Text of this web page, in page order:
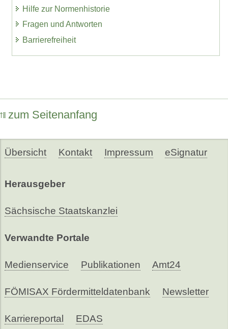
Hilfe zur Normenhistorie
Fragen und Antworten
Barrierefreiheit
zum Seitenanfang
Übersicht Kontakt Impressum eSignatur
Herausgeber
Sächsische Staatskanzlei
Verwandte Portale
Medienservice Publikationen Amt24
FÖMISAX Fördermitteldatenbank Newsletter
Karriereportal EDAS